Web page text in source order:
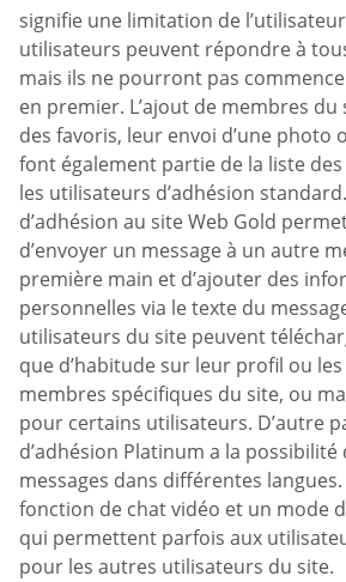
signifie une limitation de
utilisateurs peuvent répondre à
mais ils ne pourront pas
en premier. L’ajout de membres du
des favoris, leur envoi d’une photo
font également partie de la liste
les utilisateurs d’adhésion
d’adhésion au site Web Gold
d’envoyer un message à un autre
première main et d’ajouter des
personnelles via le texte du
utilisateurs du site peuvent
que d’habitude sur leur profil ou
membres spécifiques du site, ou
pour certains utilisateurs. D’autre
d’adhésion Platinum a la
messages dans différentes
fonction de chat vidéo et un mode
qui permettent parfois aux
pour les autres utilisateurs du site.